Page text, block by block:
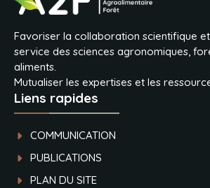
Favoriser la collaboration scientifique
service des sciences agronomiques,
aliments.
Mutualiser les expertises et les
Liens rapides
COMMUNICATION
PUBLICATIONS
PLAN DU SITE